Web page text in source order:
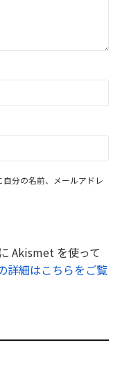
分の名前、メールアドレ
Akismet を使って
詳細はこちらをご覧